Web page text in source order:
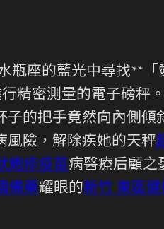
瓶座的藍光中尋找**
精密測量的電子磅秤
的把手竟然向內側傾
風險，解除疾她的天秤
皰疹疫苗病醫療后顧之
備藥耀眼的新竹 東區健